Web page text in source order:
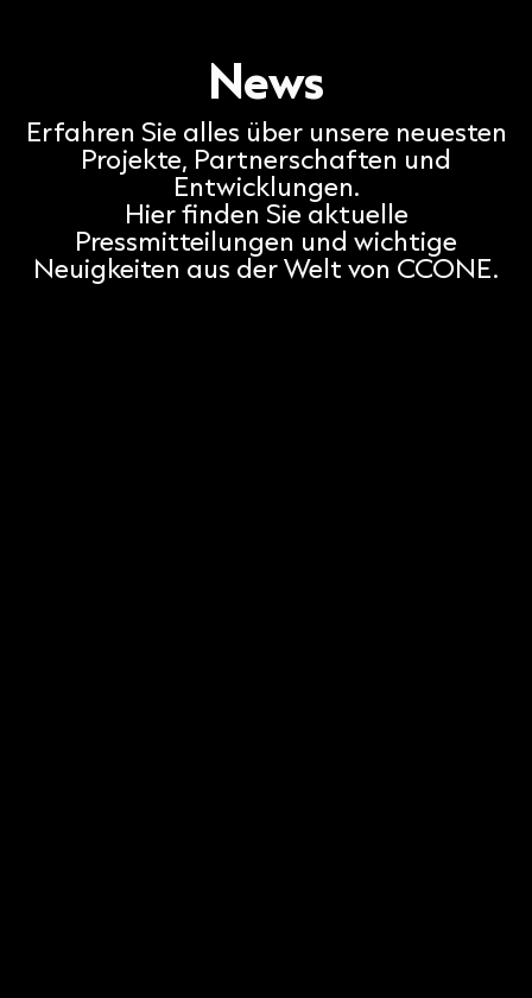
News
Erfahren Sie alles über unsere neuesten
Projekte, Partnerschaften und
Entwicklungen.
Hier finden Sie aktuelle
Pressmitteilungen und wichtige
Neuigkeiten aus der Welt von CCONE.